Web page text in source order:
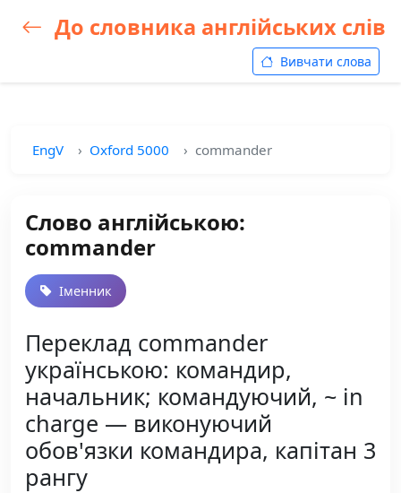
До словника англійських слів
Вивчати слова
EngV Oxford 5000 commander
Слово англійською:
commander
Іменник
Переклад commander
українською: командир,
начальник; командуючий, ~ in
charge — виконуючий
обов'язки командира, капітан 3
рангу